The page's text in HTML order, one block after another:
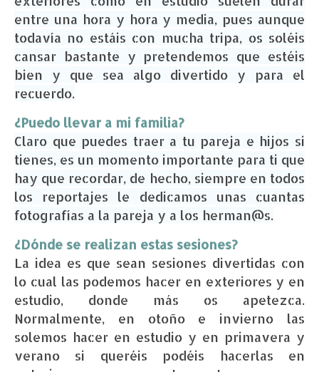
entre una hora y hora y media, pues aunque
todavía no estáis con mucha tripa, os soléis
cansar bastante y pretendemos que estéis
bien y que sea algo divertido y para el
recuerdo.
¿Puedo llevar a mi familia?
Claro que puedes traer a tu pareja e hijos si
tienes, es un momento importante para ti que
hay que recordar, de hecho, siempre en todos
los reportajes le dedicamos unas cuantas
fotografías a la pareja y a los herman@s.
¿Dónde se realizan estas sesiones?
La idea es que sean sesiones divertidas con
lo cual las podemos hacer en exteriores y en
estudio, donde más os apetezca.
Normalmente, en otoño e invierno las
solemos hacer en estudio y en primavera y
verano si queréis podéis hacerlas en